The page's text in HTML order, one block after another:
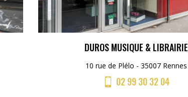
DUROS MUSIQUE & LIBRAIRIE
10 rue de Plélo - 35007 Rennes
02 99 30 32 04